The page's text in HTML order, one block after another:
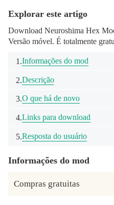
Explorar este artigo
Download Neuroshima Hex
Versão móvel. É totalmente
1.Informações do mod
2.Descrição
3.O que há de novo
4.Links para download
5.Resposta do usuário
Informações do mod
Compras gratuitas